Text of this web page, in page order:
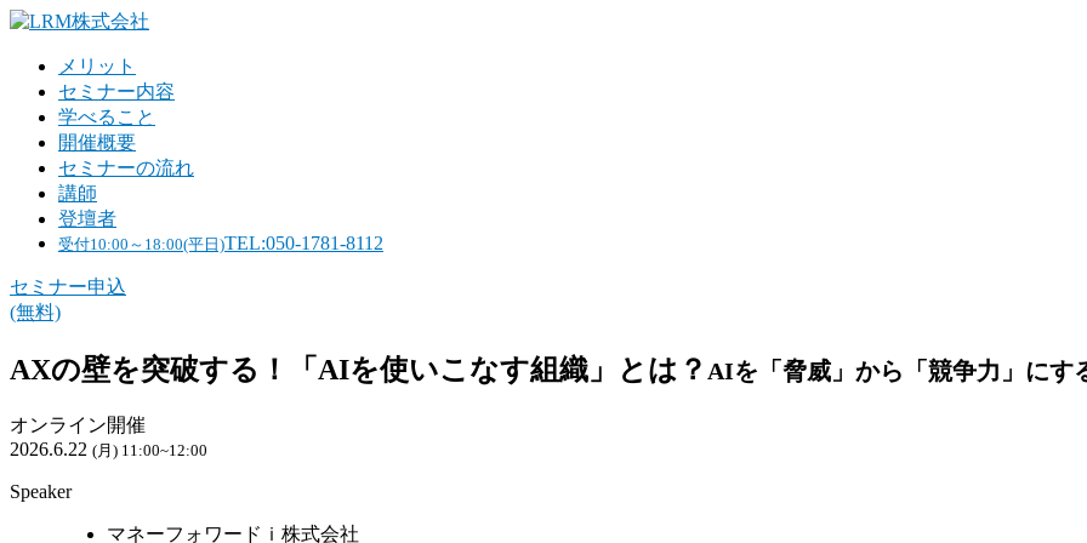
メリット
セミナー内容
学べること
開催概要
セミナーの流れ
講師
登壇者
受付10:00～18:00(平日)TEL:050-1781-8112
セミナー申込
(無料)
AXの壁を突破する！「AIを使いこなす組織」とは？ AIを「脅威」から「競争力」にす
オンライン開催
2026.6.22 (月) 11:00~12:00
Speaker
マネーフォワードｉ株式会社